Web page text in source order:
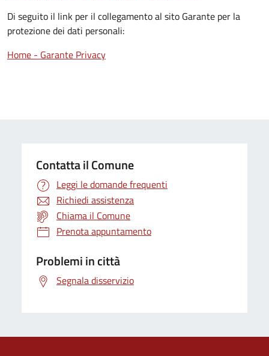
Di seguito il link per il collegamento al sito Garante per la
protezione dei dati personali:
Home - Garante Privacy
Contatta il Comune
Leggi le domande frequenti
Richiedi assistenza
Chiama il Comune
Prenota appuntamento
Problemi in città
Segnala disservizio